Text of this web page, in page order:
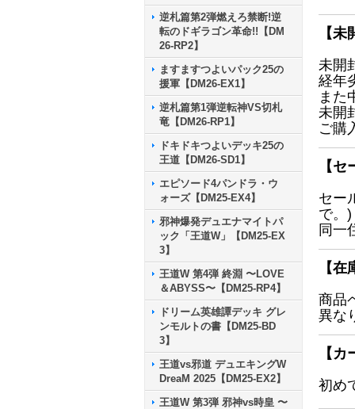
逆札篇第2弾燃えろ禁断!逆
転のドギラゴン革命!!【DM
26-RP2】
ますますつよいパック25の
援軍【DM26-EX1】
逆札篇第1弾逆転神VS切札
竜【DM26-RP1】
ドキドキつよいデッキ25の
王道【DM26-SD1】
エピソード4パンドラ・ウ
ォーズ【DM25-EX4】
邪神爆発デュエナマイトパ
ック「王道W」【DM25-EX
3】
王道W 第4弾 終淵 〜LOVE
＆ABYSS〜【DM25-RP4】
ドリーム英雄譚デッキ グレ
ンモルトの書【DM25-BD
3】
王道vs邪道 デュエキングW
DreaM 2025【DM25-EX2】
王道W 第3弾 邪神vs時皇 〜
【
未開
経年
また
未開
ご購
【
セー
で。)
同一
【
商品
異な
【
初め